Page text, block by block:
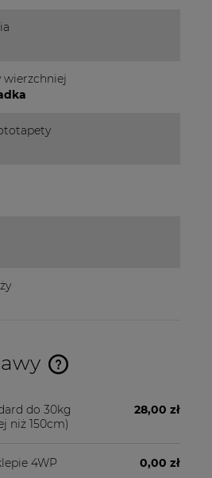
kosztów płatności
do 30kg
niż 150cm)
28,00 zł
4WP 0,00 zł